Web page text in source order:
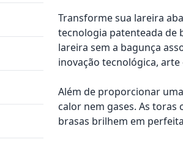
Transforme sua lareira
tecnologia patenteada de
lareira sem a bagunça
inovação tecnológica,
Além de proporcionar
calor nem gases. As
brasas brilhem em